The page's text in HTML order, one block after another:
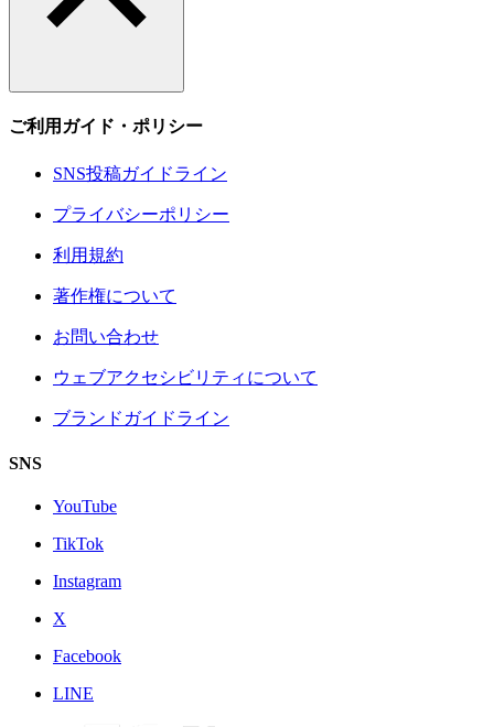
ご利用ガイド・ポリシー
SNS投稿ガイドライン
プライバシーポリシー
利用規約
著作権について
お問い合わせ
ウェブアクセシビリティについて
ブランドガイドライン
SNS
YouTube
TikTok
Instagram
X
Facebook
LINE